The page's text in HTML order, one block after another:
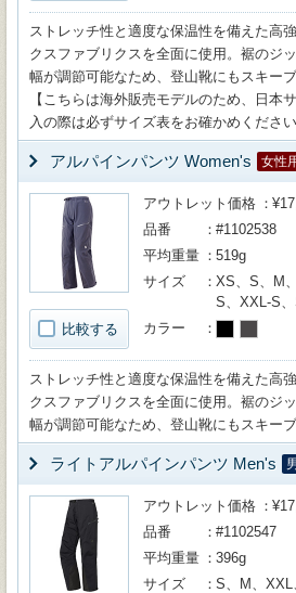
ストレッチ性と適度な保温性を備えた高
クスファブリクスを全面に使用。裾のジ
幅が調節可能なため、登山靴にもスキー
【こちらは海外販売モデルのため、日本
入の際は必ずサイズ表をお確かめください
アルパインパンツ Women's 女性
比較する
アウトレット価格
品番
#1102538
平均重量
519g
サイズ
XS、S、M
S、XXL-S
カラー
ストレッチ性と適度な保温性を備えた高
クスファブリクスを全面に使用。裾のジ
幅が調節可能なため、登山靴にもスキー
ライトアルパインパンツ Men's
アウトレット価格
品番
#1102547
平均重量
396g
サイズ
S、M、XXL